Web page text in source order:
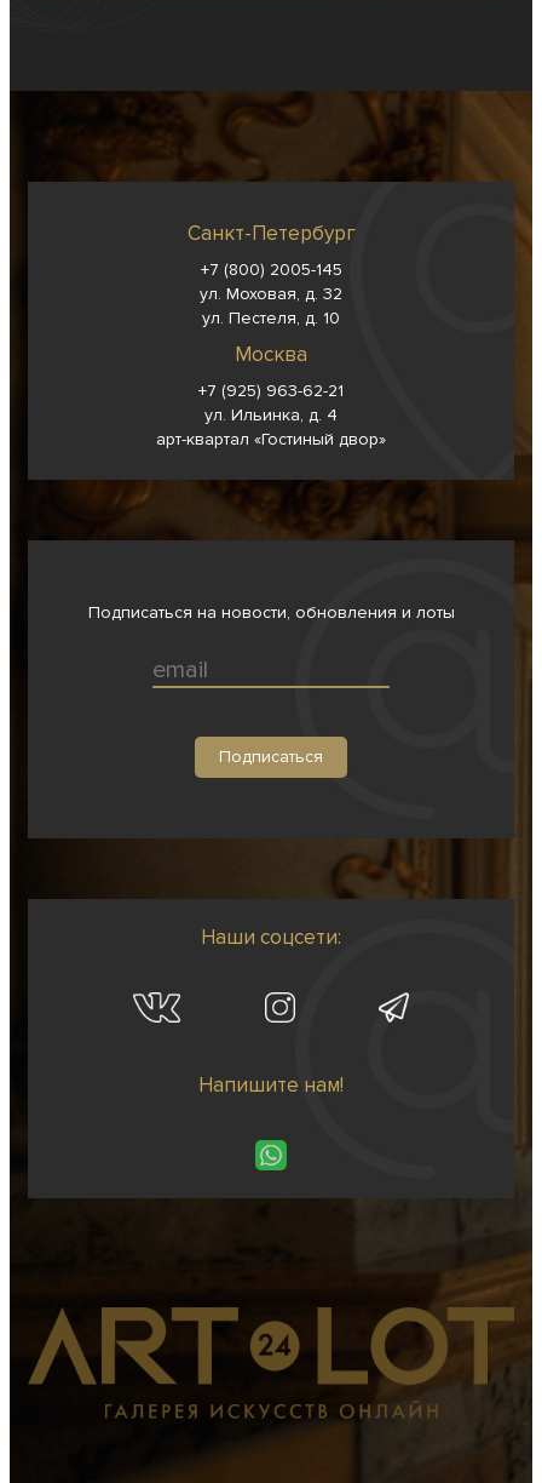
Санкт-Петербург
+7 (800) 2005-145
ул. Моховая, д. 32
ул. Пестеля, д. 10
Москва
+7 (925) 963-62-21
ул. Ильинка, д. 4
арт-квартал «Гостиный двор»
Подписаться на новости, обновления и лоты
Наши соцсети:
Напишите нам!